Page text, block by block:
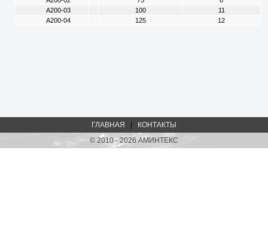
A200-03
100
11
A200-04
125 12
ГЛАВНАЯ |
КОНТАКТЫ
© 2010 - 2026 АМИНТЕКС